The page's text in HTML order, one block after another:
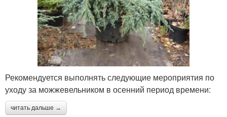
Рекомендуется выполнять следующие мероприятия по
уходу за можжевельником в осенний период времени:
читать дальше →